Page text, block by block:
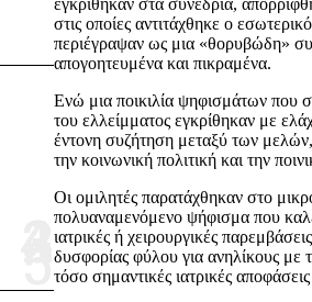
στις οποίες αντιτάχθηκε ο
περιέγραψαν ως μια «θορυβώδη»
απογοητευμένα και πικραμένα.
Ενώ μια ποικιλία ψηφισμάτων που
του ελλείμματος εγκρίθηκαν με
έντονη συζήτηση μεταξύ των
την κοινωνική πολιτική και την
Οι ομιλητές παρατάχθηκαν στο
πολυαναμενόμενο ψήφισμα που
ιατρικές ή χειρουργικές
δυσφορίας φύλου για ανηλίκους με
τόσο σημαντικές ιατρικές